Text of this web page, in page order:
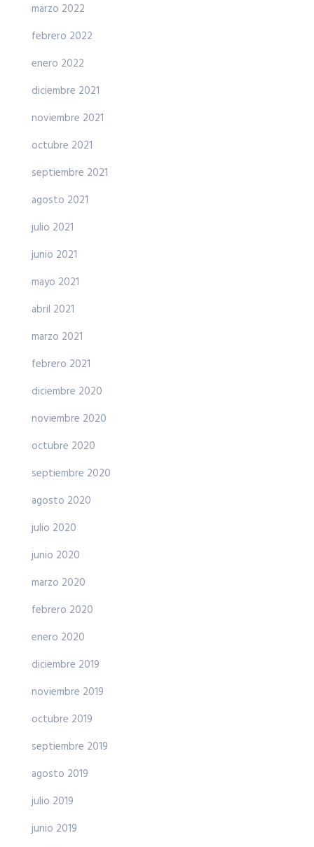
marzo 2022
febrero 2022
enero 2022
diciembre 2021
noviembre 2021
octubre 2021
septiembre 2021
agosto 2021
julio 2021
junio 2021
mayo 2021
abril 2021
marzo 2021
febrero 2021
diciembre 2020
noviembre 2020
octubre 2020
septiembre 2020
agosto 2020
julio 2020
junio 2020
marzo 2020
febrero 2020
enero 2020
diciembre 2019
noviembre 2019
octubre 2019
septiembre 2019
agosto 2019
julio 2019
junio 2019